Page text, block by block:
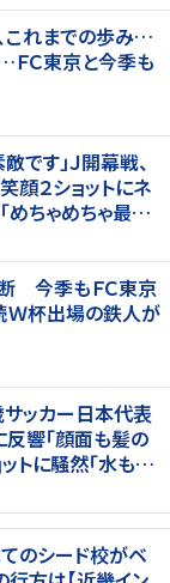
これまでの歩み…
Ｃ東京と今季も
です」Ｊ開幕戦、
２ショットにネ
めちゃめちゃ最上
今季もＦＣ東京
Ｗ杯出場の鉄人が
サッカー日本代表
響「顔面も髪の
トに騒然「水も滴
のシード校がベ